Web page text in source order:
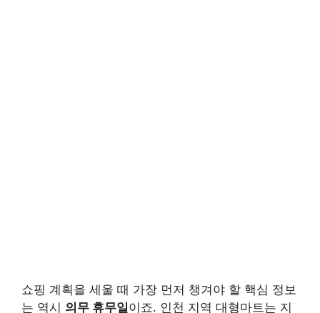
쇼핑 계획을 세울 때 가장 먼저 챙겨야 할 핵심 정보
는 역시 의무 휴무일이죠. 인천 지역 대형마트는 지